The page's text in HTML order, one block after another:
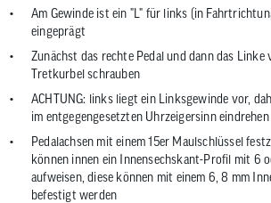
Am Gewinde ist ein "L" für links (in
eingeprägt
Zunächst das rechte Pedal und dann das Linke
Tretkurbel schrauben
ACHTUNG: links liegt ein Linksgewinde vor,
im entgegengesetzten Uhrzeigersinn eindrehen
Pedalachsen mit einem 15er Maulschlüssel
können innen ein Innensechskant-Profil mit 6
aufweisen, diese können mit einem 6, 8 mm
befestigt werden